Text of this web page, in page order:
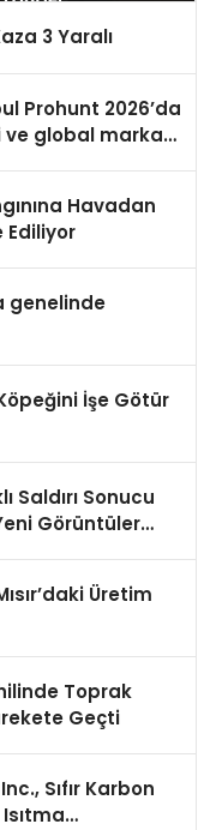
3 Yaralı
Prohunt 2026’da
ve global marka
Havadan
Ediliyor
genelinde
İşe Götür
Saldırı Sonucu
Görüntüler
Üretim
Toprak
Geçti
Sıfır Karbon